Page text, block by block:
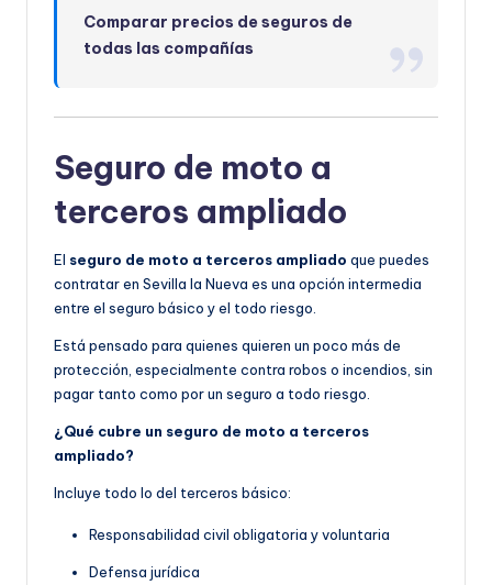
Comparar precios de seguros de
todas las compañías
Seguro de moto a
terceros ampliado
El seguro de moto a terceros ampliado que puedes
contratar en Sevilla la Nueva es una opción intermedia
entre el seguro básico y el todo riesgo.
Está pensado para quienes quieren un poco más de
protección, especialmente contra robos o incendios, sin
pagar tanto como por un seguro a todo riesgo.
¿Qué cubre un seguro de moto a terceros
ampliado?
Incluye todo lo del terceros básico:
Responsabilidad civil obligatoria y voluntaria
Defensa jurídica